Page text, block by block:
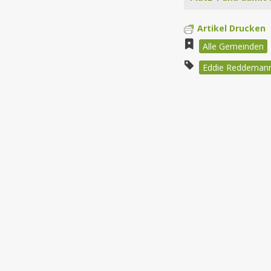
Artikel Drucken
Alle Gemeinden
Eddie